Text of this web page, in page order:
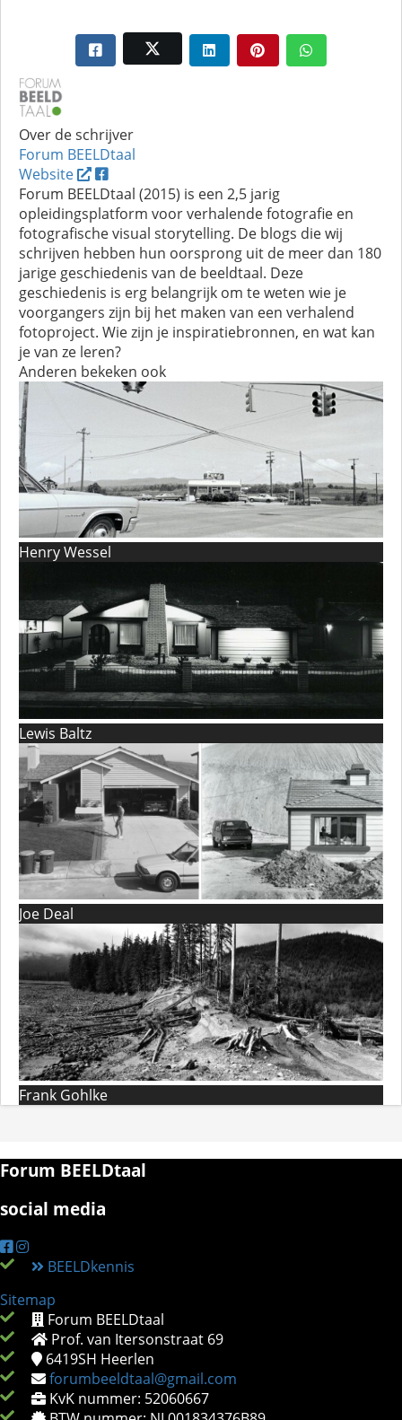
Over de schrijver
Forum BEELDtaal
Website
Forum BEELDtaal (2015) is een 2,5 jarig
opleidingsplatform voor verhalende fotografie en
fotografische visual storytelling. De blogs die wij
schrijven hebben hun oorsprong uit de meer dan 180
jarige geschiedenis van de beeldtaal. Deze
geschiedenis is erg belangrijk om te weten wie je
voorgangers zijn bij het maken van een verhalend
fotoproject. Wie zijn je inspiratiebronnen, en wat kan
je van ze leren?
Anderen bekeken ook
Henry Wessel
Lewis Baltz
Joe Deal
Frank Gohlke
Forum BEELDtaal
social media
BEELDkennis
Sitemap
Forum BEELDtaal
Prof. van Itersonstraat 69
6419SH Heerlen
forumbeeldtaal@gmail.com
KvK nummer: 52060667